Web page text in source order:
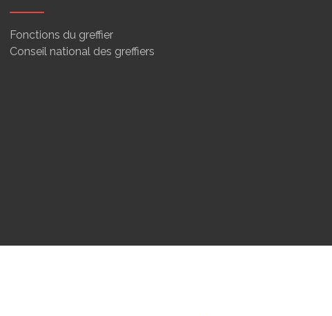
Fonctions du greffier
Conseil national des greffiers